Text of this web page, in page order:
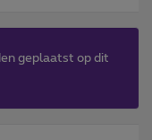
geplaatst op dit